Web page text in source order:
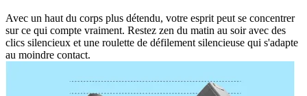
Avec un haut du corps plus détendu, votre esprit peut se concentrer
sur ce qui compte vraiment. Restez zen du matin au soir avec des
clics silencieux et une roulette de défilement silencieuse qui s'adapte
au moindre contact.